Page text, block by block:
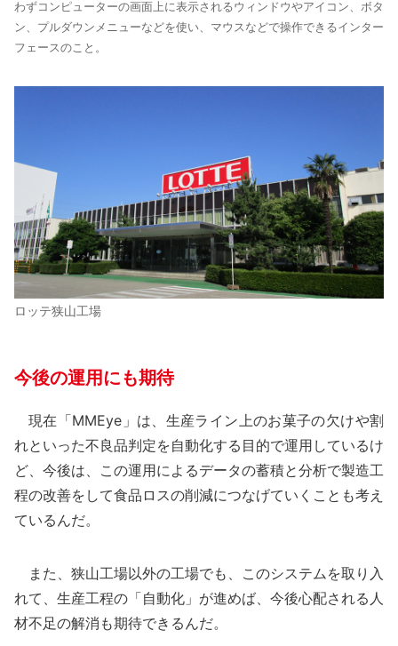
わずコンピューターの画面上に表示されるウィンドウやアイコン、ボタ
ン、プルダウンメニューなどを使い、マウスなどで操作できるインター
フェースのこと。
ロッテ狭山工場
今後の運用にも期待
現在「MMEye」は、生産ライン上のお菓子の欠けや割
れといった不良品判定を自動化する目的で運用しているけ
ど、今後は、この運用によるデータの蓄積と分析で製造工
程の改善をして食品ロスの削減につなげていくことも考え
ているんだ。
また、狭山工場以外の工場でも、このシステムを取り入
れて、生産工程の「自動化」が進めば、今後心配される人
材不足の解消も期待できるんだ。